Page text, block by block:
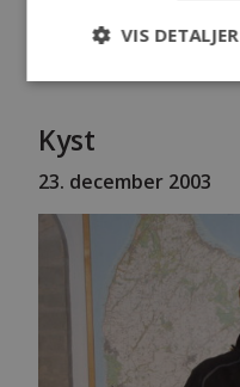
1010.1 til 1010.6 hPa
Kyst
23. december 2003
VIS DETALJER